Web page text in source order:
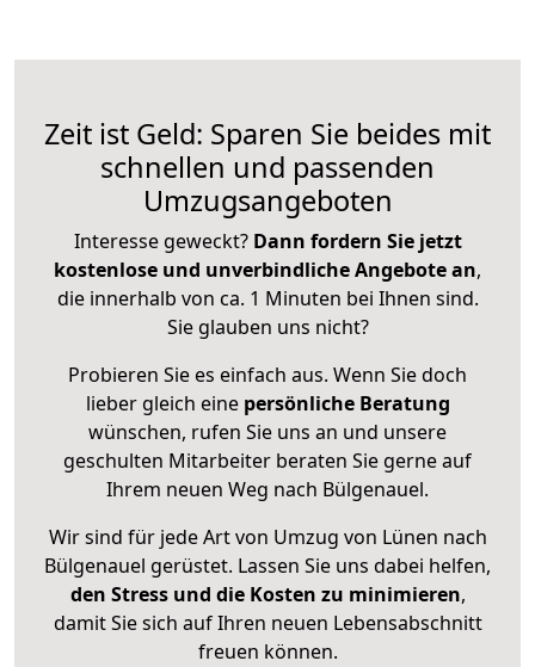
Zeit ist Geld: Sparen Sie beides mit
schnellen und passenden
Umzugsangeboten
Interesse geweckt? Dann fordern Sie jetzt
kostenlose und unverbindliche Angebote an,
die innerhalb von ca. 1 Minuten bei Ihnen sind.
Sie glauben uns nicht?
Probieren Sie es einfach aus. Wenn Sie doch
lieber gleich eine persönliche Beratung
wünschen, rufen Sie uns an und unsere
geschulten Mitarbeiter beraten Sie gerne auf
Ihrem neuen Weg nach Bülgenauel.
Wir sind für jede Art von Umzug von Lünen nach
Bülgenauel gerüstet. Lassen Sie uns dabei helfen,
den Stress und die Kosten zu minimieren,
damit Sie sich auf Ihren neuen Lebensabschnitt
freuen können.